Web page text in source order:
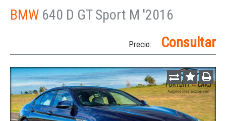
BMW 640 D GT Sport M '2016
Precio: Consultar